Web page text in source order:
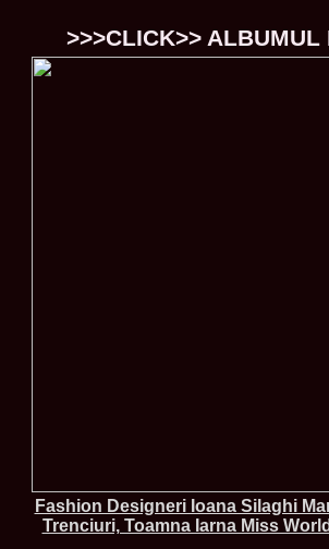
>>>CLICK>> ALBUMUL
Fashion Designeri Ioana Silaghi
Trenciuri, Toamna Iarna Miss